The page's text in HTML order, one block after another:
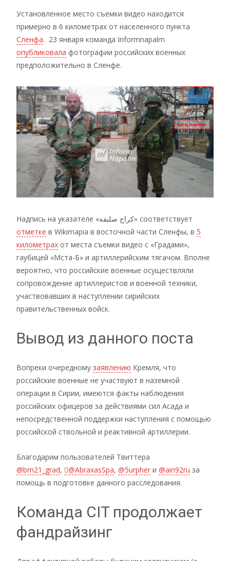
Установленное место съемки видео находится
примерно в 6 километрах от населенного пункта
Сленфа. 23 января команда Informnapalm
опубликовала фотографии российских военных
предположительно в Сленфе.
Надпись на указателе «كراج صلنفة» соответствует
отметке в Wikimapia в восточной части Сленфы, в 5
километрах от места съемки видео с «Градами»,
гаубицей «Мста-Б» и артиллерийским тягачом. Вполне
вероятно, что российские военные осуществляли
сопровождение артиллеристов и военной техники,
участвовавших в наступлении сирийских
правительственных войск.
Вывод из данного поста
Вопреки очередному заявлению Кремля, что
российские военные не участвуют в наземной
операции в Сирии, имеются факты наблюдения
российских офицеров за действиями сил Асада и
непосредственной поддержки наступления с помощью
российской ствольной и реактивной артиллерии.
Благодарим пользователей Твиттера
@bm21_grad, @ِAbraxasSpa, @5urpher и @ain92ru за
помощь в подготовке данного расследования.
Команда CIT продолжает
фандрайзинг